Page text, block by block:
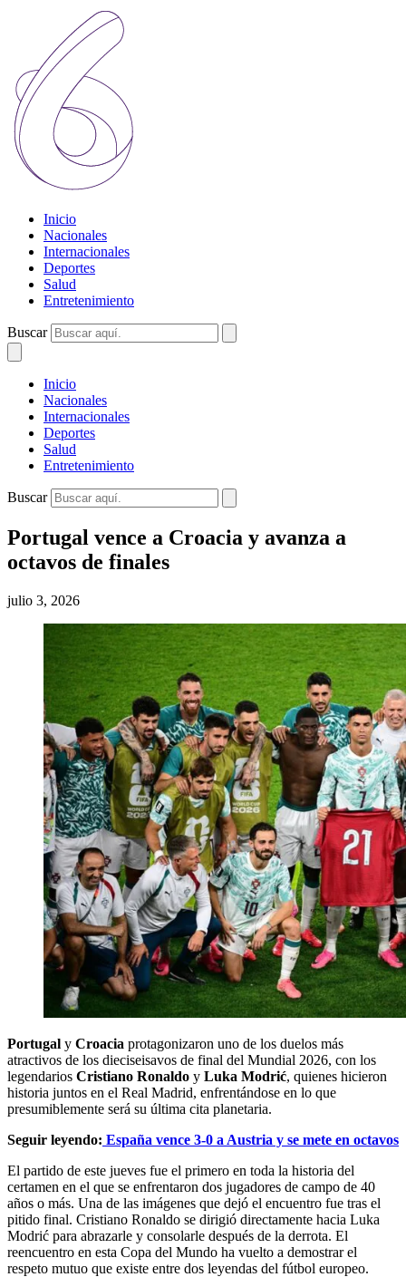
Inicio
Nacionales
Internacionales
Deportes
Salud
Entretenimiento
Buscar
Inicio
Nacionales
Internacionales
Deportes
Salud
Entretenimiento
Buscar
Portugal vence a Croacia y avanza a
octavos de finales
julio 3, 2026
Portugal y Croacia protagonizaron uno de los duelos más
atractivos de los dieciseisavos de final del Mundial 2026, con los
legendarios Cristiano Ronaldo y Luka Modrić, quienes hicieron
historia juntos en el Real Madrid, enfrentándose en lo que
presumiblemente será su última cita planetaria.
Seguir leyendo: España vence 3-0 a Austria y se mete en octavos
El partido de este jueves fue el primero en toda la historia del
certamen en el que se enfrentaron dos jugadores de campo de 40
años o más. Una de las imágenes que dejó el encuentro fue tras el
pitido final. Cristiano Ronaldo se dirigió directamente hacia Luka
Modrić para abrazarle y consolarle después de la derrota. El
reencuentro en esta Copa del Mundo ha vuelto a demostrar el
respeto mutuo que existe entre dos leyendas del fútbol europeo.